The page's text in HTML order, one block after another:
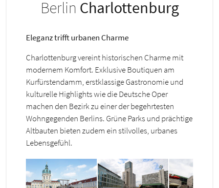
Berlin Charlottenburg
Eleganz trifft urbanen Charme
Charlottenburg vereint historischen Charme mit
modernem Komfort. Exklusive Boutiquen am
Kurfürstendamm, erstklassige Gastronomie und
kulturelle Highlights wie die Deutsche Oper
machen den Bezirk zu einer der begehrtesten
Wohngegenden Berlins. Grüne Parks und prächtige
Altbauten bieten zudem ein stilvolles, urbanes
Lebensgefühl.